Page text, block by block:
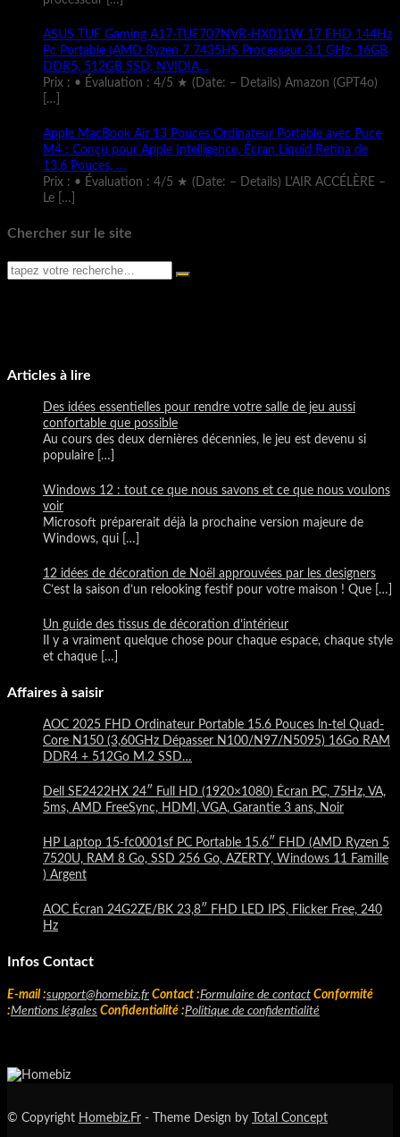
ASUS TUF Gaming A17-TUF707NVR-HX011W 17 FHD 144Hz
Pc Portable (AMD Ryzen 7 7435HS Processeur 3.1 GHz, 16GB
DDR5, 512GB SSD, NVIDIA…
Prix : • Évaluation : 4/5 ★ (Date: – Details) Amazon (GPT4o)
[…]
Apple MacBook Air 13 Pouces Ordinateur Portable avec Puce
M4 : Conçu pour Apple Intelligence, Écran Liquid Retina de
13,6 Pouces, …
Prix : • Évaluation : 4/5 ★ (Date: – Details) L’AIR ACCÉLÈRE –
Le
[…]
Chercher sur le site
Articles à lire
Des idées essentielles pour rendre votre salle de jeu aussi
confortable que possible
Au cours des deux dernières décennies, le jeu est devenu si
populaire
[…]
Windows 12 : tout ce que nous savons et ce que nous voulons
voir
Microsoft préparerait déjà la prochaine version majeure de
Windows, qui
[…]
12 idées de décoration de Noël approuvées par les designers
C’est la saison d’un relooking festif pour votre maison ! Que
[…]
Un guide des tissus de décoration d’intérieur
Il y a vraiment quelque chose pour chaque espace, chaque style
et chaque
[…]
Affaires à saisir
AOC 2025 FHD Ordinateur Portable 15.6 Pouces ln-tel Quad-
Core N150 (3,60GHz Dépasser N100/N97/N5095) 16Go RAM
DDR4 + 512Go M.2 SSD…
Dell SE2422HX 24″ Full HD (1920×1080) Écran PC, 75Hz, VA,
5ms, AMD FreeSync, HDMI, VGA, Garantie 3 ans, Noir
HP Laptop 15-fc0001sf PC Portable 15.6″ FHD (AMD Ryzen 5
7520U, RAM 8 Go, SSD 256 Go, AZERTY, Windows 11 Famille
) Argent
AOC Écran 24G2ZE/BK 23,8″ FHD LED IPS, Flicker Free, 240
Hz
Infos Contact
E-mail :support@homebiz.fr Contact :Formulaire de contact Conformité
:Mentions légales Confidentialité :Politique de confidentialité
© Copyright Homebiz.Fr - Theme Design by Total Concept